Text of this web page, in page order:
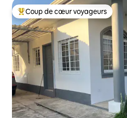
Coups de cœur voyageurs les
Coup de cœur voyageurs